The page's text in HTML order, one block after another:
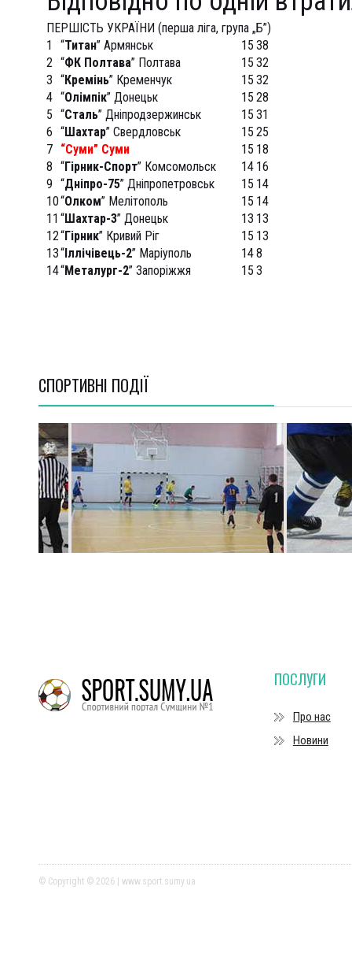
ПЕРШІСТЬ УКРАЇНИ (перша ліга, група „Б”)
1
“Титан” Армянськ 15 38
2 “ФК Полтава” Полтава 15 32
3 “Кремінь” Кременчук 15 32
4 “Олімпік” Донецьк 15 28
5 “Сталь” Дніпродзержинськ 15 31
6 “Шахтар” Свердловськ 15 25
7 “Суми” Суми 15 18
8 “Гірник-Спорт” Комсомольск 14 16
9 “Дніпро-75” Дніпропетровськ 15 14
10“Олком” Мелітополь 15 14
11 “Шахтар-3” Донецьк 13 13
12“Гірник” Кривий Ріг 15 13
13“Іллічівець-2” Маріуполь 148
14“Металург-2” Запоріжжя 15 3
СПОРТИВНI ПОДІЇ
ПОСЛУГИ
Про нас
Новини
© Copyright © 2026 | www.sport.sumy.ua